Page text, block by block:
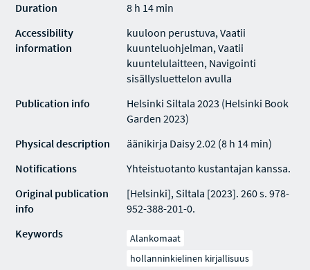
Duration
8 h 14 min
Accessibility
information
kuuloon perustuva, Vaatii
kuunteluohjelman, Vaatii
kuuntelulaitteen, Navigointi
sisällysluettelon avulla
Publication info
Helsinki Siltala 2023 (Helsinki Book
Garden 2023)
Physical description
äänikirja Daisy 2.02 (8 h 14 min)
Notifications
Yhteistuotanto kustantajan kanssa.
Original publication
info
[Helsinki], Siltala [2023]. 260 s. 978-
952-388-201-0.
Keywords
Alankomaat
hollanninkielinen kirjallisuus